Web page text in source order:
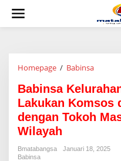
w
Homepage / Babinsa
b
i
n
s
e
Babinsa
Lakukan Komsos
dengan Tokoh
Wilayah
Bmatabangsa
Januari 18, 2025
Babinsa